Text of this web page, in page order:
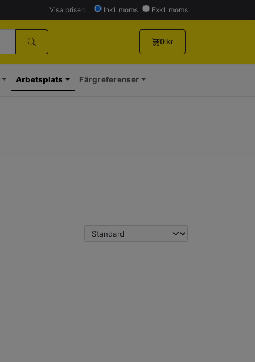
Visa priser: Inkl. moms Exkl. moms
0 kr
Arbetsplats Färgreferenser